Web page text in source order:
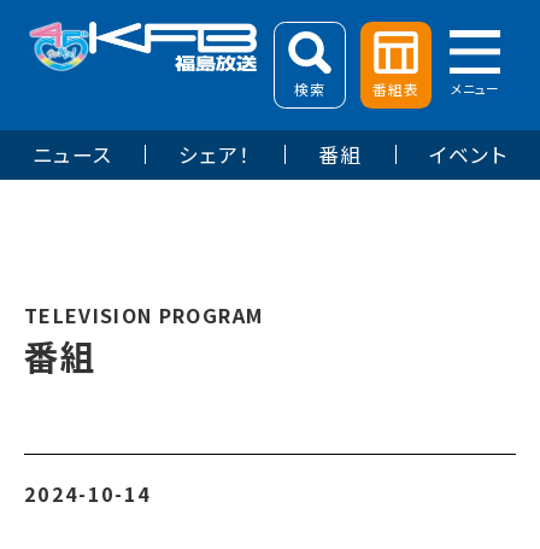
検索 番組表 メニュー
ニュース シェア！ 番組 イベント
TELEVISION PROGRAM
番組
2024-10-14